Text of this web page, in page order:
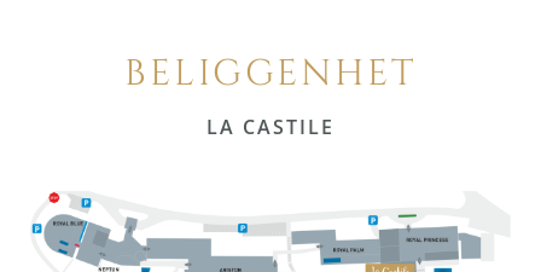
BELIGGENHET
LA CASTILE